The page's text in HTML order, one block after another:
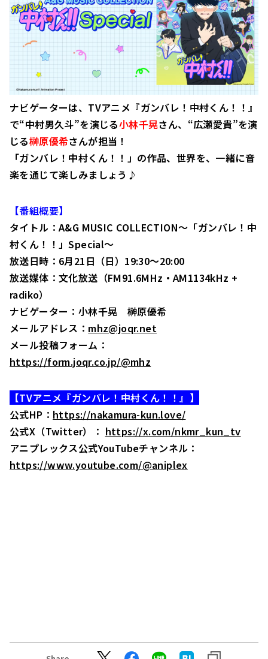
ナビゲーターは、TVアニメ『ガンバレ！中村くん！！』
で“中村男久斗”を演じる小林千晃さん、“広瀬愛貴”を演
じる榊原優希さんが担当！
「ガンバレ！中村くん！！」の作品、世界を、一緒に音
楽を通じて楽しみましょう♪
【番組概要】
タイトル：A&G MUSIC COLLECTION～「ガンバレ！中
村くん！！」Special～
放送日時：6月21日（日）19:30～20:00
放送媒体：文化放送（FM91.6MHz・AM1134kHz +
radiko）
ナビゲーター：小林千晃 榊原優希
メールアドレス： mhz@joqr.net
メール投稿フォーム：
https://form.joqr.co.jp/@mhz
【TVアニメ『ガンバレ！中村くん！！』】
公式HP： https://nakamura-kun.love/
公式X（Twitter）： https://x.com/nkmr_kun_tv
アニプレックス公式YouTubeチャンネル：
https://www.youtube.com/@aniplex